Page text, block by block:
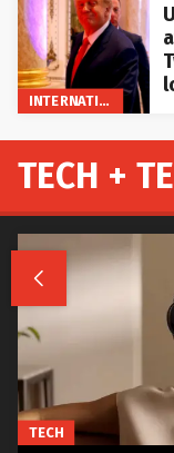
INTERNATIONAL
TECH +

TECH